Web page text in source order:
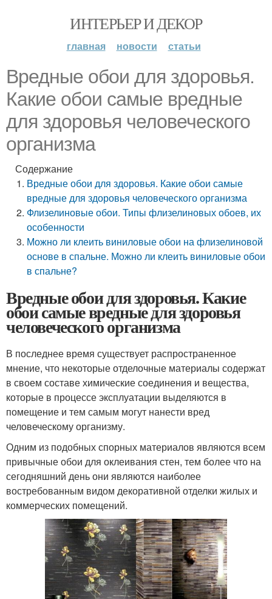
ИНТЕРЬЕР И ДЕКОР
главная новости статьи
Вредные обои для здоровья.
Какие обои самые вредные
для здоровья человеческого
организма
Содержание
Вредные обои для здоровья. Какие обои самые
вредные для здоровья человеческого организма
Флизелиновые обои. Типы флизелиновых обоев, их
особенности
Можно ли клеить виниловые обои на флизелиновой
основе в спальне. Можно ли клеить виниловые обои
в спальне?
Вредные обои для здоровья. Какие
обои самые вредные для здоровья
человеческого организма
В последнее время существует распространенное
мнение, что некоторые отделочные материалы содержат
в своем составе химические соединения и вещества,
которые в процессе эксплуатации выделяются в
помещение и тем самым могут нанести вред
человеческому организму.
Одним из подобных спорных материалов являются всем
привычные обои для оклеивания стен, тем более что на
сегодняшний день они являются наиболее
востребованным видом декоративной отделки жилых и
коммерческих помещений.